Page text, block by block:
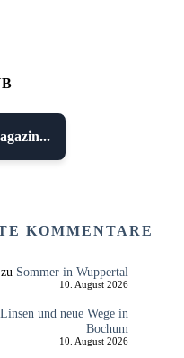
KOMMENTARE
Sommer in Wuppertal
10. August 2026
und neue Wege in
Bochum
10. August 2026